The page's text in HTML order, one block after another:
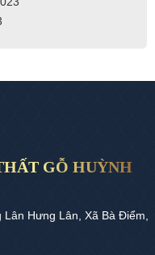
GỖ HUỲNH
Lân Hưng Lân, Xã Bà Điểm,